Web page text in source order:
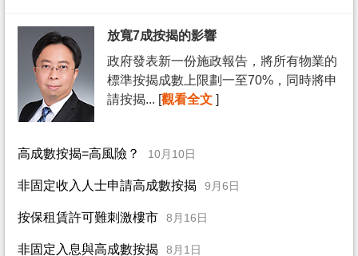
放寬7成按揭的影響
政府發表新一份施政報告，將所有物業的
標準按揭成數上限劃一至70%，同時將申
請按揭... [觀看全文 ]
高成數按揭=高風險？ 10月10日
非固定收入人士申請高成數按揭 9月6日
按保租賃許可難刺激樓市 8月16日
非固定入息與高成數按揭 8月1日